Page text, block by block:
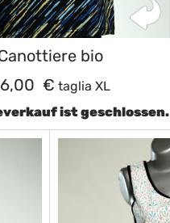
bio
€ taglia XL
ist geschlossen.